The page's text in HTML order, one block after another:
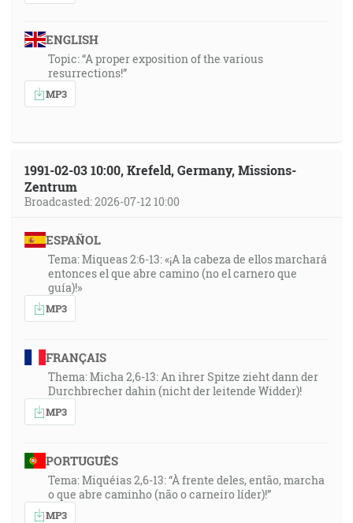
ENGLISH
Topic: “A proper exposition of the various
resurrections!”
MP3
1991-02-03 10:00, Krefeld, Germany, Missions-
Zentrum
Broadcasted: 2026-07-12 10:00
ESPAÑOL
Tema: Miqueas 2:6-13: «¡A la cabeza de ellos marchará
entonces el que abre camino (no el carnero que
guía)!»
MP3
FRANÇAIS
Thema: Micha 2,6-13: An ihrer Spitze zieht dann der
Durchbrecher dahin (nicht der leitende Widder)!
MP3
PORTUGUÊS
Tema: Miquéias 2,6-13: “À frente deles, então, marcha
o que abre caminho (não o carneiro líder)!”
MP3